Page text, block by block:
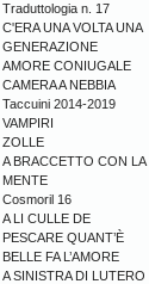
Traduttologia n. 17
C'ERA UNA VOLTA UNA
GENERAZIONE
AMORE CONIUGALE
CAMERA A NEBBIA
Taccuini 2014-2019
VAMPIRI
ZOLLE
A BRACCETTO CON LA
MENTE
Cosmoril 16
A LI CULLE DE
PESCARE QUANT’È
BELLE FA L’AMORE
A SINISTRA DI LUTERO